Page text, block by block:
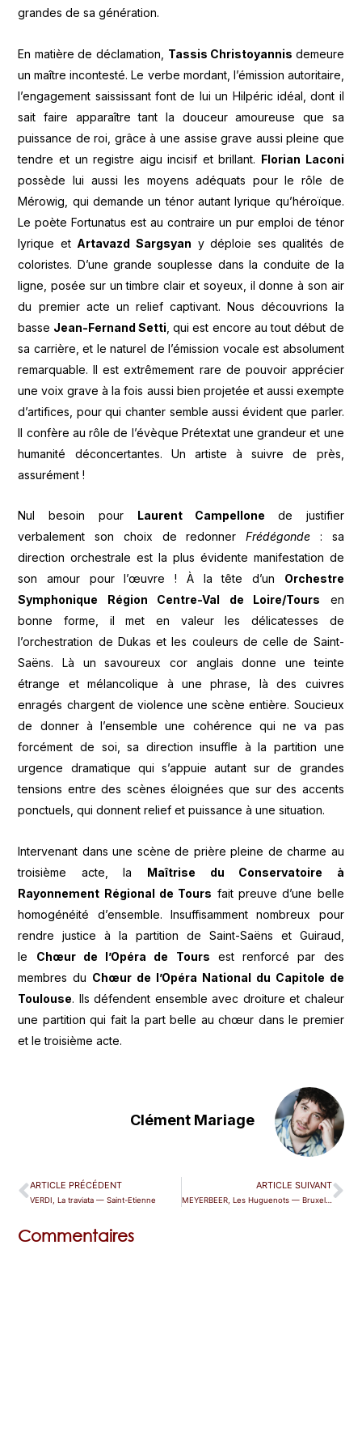
grandes de sa génération.
En matière de déclamation, Tassis Christoyannis demeure
un maître incontesté. Le verbe mordant, l’émission autoritaire,
l’engagement saississant font de lui un Hilpéric idéal, dont il
sait faire apparaître tant la douceur amoureuse que sa
puissance de roi, grâce à une assise grave aussi pleine que
tendre et un registre aigu incisif et brillant. Florian Laconi
possède lui aussi les moyens adéquats pour le rôle de
Mérowig, qui demande un ténor autant lyrique qu’héroïque.
Le poète Fortunatus est au contraire un pur emploi de ténor
lyrique et Artavazd Sargsyan y déploie ses qualités de
coloristes. D’une grande souplesse dans la conduite de la
ligne, posée sur un timbre clair et soyeux, il donne à son air
du premier acte un relief captivant. Nous découvrions la
basse Jean-Fernand Setti , qui est encore au tout début de
sa carrière, et le naturel de l’émission vocale est absolument
remarquable. Il est extrêmement rare de pouvoir apprécier
une voix grave à la fois aussi bien projetée et aussi exempte
d’artifices, pour qui chanter semble aussi évident que parler.
Il confère au rôle de l’évèque Prétextat une grandeur et une
humanité déconcertantes. Un artiste à suivre de près,
assurément !
Nul besoin pour Laurent Campellone de justifier
verbalement son choix de redonnerFrédégonde : sa
direction orchestrale est la plus évidente manifestation de
son amour pour l’œuvre ! À la tête d’un Orchestre
Symphonique Région Centre-Val de Loire/Tours en
bonne forme, il met en valeur les délicatesses de
l’orchestration de Dukas et les couleurs de celle de Saint-
Saëns. Là un savoureux cor anglais donne une teinte
étrange et mélancolique à une phrase, là des cuivres
enragés chargent de violence une scène entière. Soucieux
de donner à l’ensemble une cohérence qui ne va pas
forcément de soi, sa direction insuffle à la partition une
urgence dramatique qui s’appuie autant sur de grandes
tensions entre des scènes éloignées que sur des accents
ponctuels, qui donnent relief et puissance à une situation.
Intervenant dans une scène de prière pleine de charme au
troisième acte, la Maîtrise du Conservatoire à
Rayonnement Régional de Tours fait preuve d’une belle
homogénéité d’ensemble. Insuffisamment nombreux pour
rendre justice à la partition de Saint-Saëns et Guiraud,
le Chœur de l’Opéra de Tours est renforcé par des
membres du Chœur de l’Opéra National du Capitole de
Toulouse. Ils défendent ensemble avec droiture et chaleur
une partition qui fait la part belle au chœur dans le premier
et le troisième acte.
Clément Mariage
ARTICLE PRÉCÉDENT
VERDI, La traviata — Saint-Etienne
ARTICLE SUIVANT
MEYERBEER, Les Huguenots — Bruxelles (La Monnaie)
Commentaires